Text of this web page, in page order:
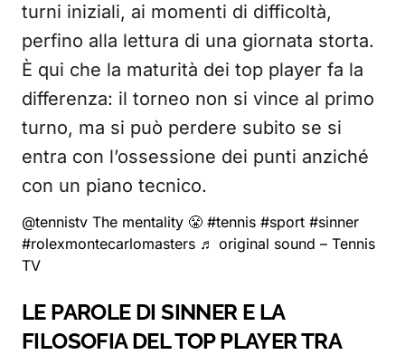
turni iniziali, ai momenti di difficoltà,
perfino alla lettura di una giornata storta.
È qui che la maturità dei top player fa la
differenza: il torneo non si vince al primo
turno, ma si può perdere subito se si
entra con l’ossessione dei punti anziché
con un piano tecnico.
@tennistv The mentality 😤 #tennis #sport #sinner
#rolexmontecarlomasters ♬ original sound – Tennis
TV
LE PAROLE DI SINNER E LA
FILOSOFIA DEL TOP PLAYER TRA